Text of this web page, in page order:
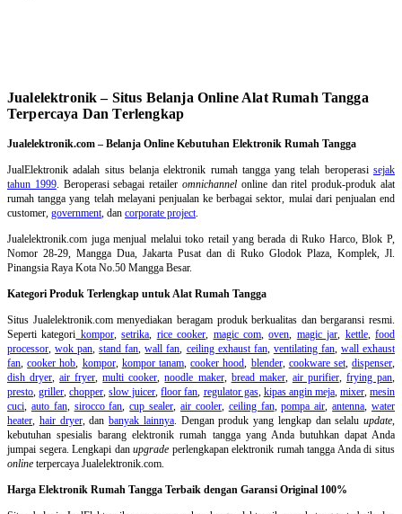
Jualelektronik – Situs Belanja Online Alat Rumah Tangga
Terpercaya Dan Terlengkap
Jualelektronik.com – Belanja Online Kebutuhan Elektronik Rumah Tangga
JualElektronik adalah situs belanja elektronik rumah tanggayang telah beroperasisejak
tahun 1999. Beroperasi sebagai retaileromnichannel online dan ritel produk-produk alat
rumah tangga yang telah melayani penjualan ke berbagai sektor, mulai dari penjualan end
customer, government , dan corporate project
Jualelektronik.com juga menjual melalui toko retail yang berada di Ruko Harco, Blok P,
Nomor 28-29, Mangga Dua, Jakarta Pusat dan di Ruko Glodok Plaza, Komplek, Jl.
Pinangsia Raya Kota No.50 Mangga Besar.
Kategori Produk Terlengkap untuk Alat Rumah Tangga
Situs Jualelektronik.com menyediakan beragam produk berkualitas dan bergaransi resmi.
Seperti kategori kompor,setrika rice cooker magic com,oven magic jar kettle,food
processor ,wok pan ,stand fan ,wall fan ceiling exhaust fan, ventilating fan, wall exhaust
fan ,cooker hob kompor, kompor tanam,cooker hood blender, cookware set,dispenser
dish dryer ,air fryer ,multi cooker ,noodle maker, bread maker, air purifier, frying pan
presto ,griller ,chopper ,slow juicer ,floor fan regulator gas, kipas angin meja, mixer,mesin
cuci auto fan, sirocco fan ,cup sealer ,air cooler, ceiling fan,pompa air ,antenna ,water
heater hair dryer, dan banyak lainnya. Dengan produk yang lengkap dan selalu update
kebutuhan spesialis barang elektronik rumah tangga yang Anda butuhkan dapat Anda
jumpai segera. Lengkapi danupgrade perlengkapan elektronik rumah tangga Anda di situs
online terpercaya Jualelektronik.com.
Harga Elektronik Rumah Tangga Terbaik dengan Garansi Original 100%